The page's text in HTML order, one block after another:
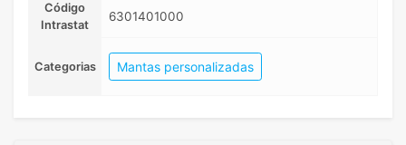
Código
Intrastat
6301401000
Categorias Mantas personalizadas